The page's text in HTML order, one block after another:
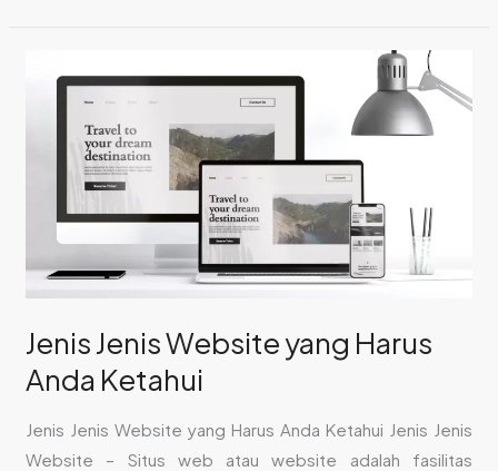
Jenis Jenis Website yang Harus
Anda Ketahui
Jenis Jenis Website yang Harus Anda Ketahui Jenis Jenis
Website – Situs web atau website adalah fasilitas
Website
Ketahui